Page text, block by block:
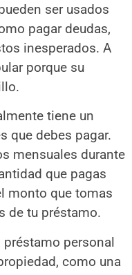
ser usados
pagar deudas,
inesperados. A
porque su
tiene un
que debes pagar.
mensuales durante
que pagas
monto que tomas
de tu préstamo.
personal
como una